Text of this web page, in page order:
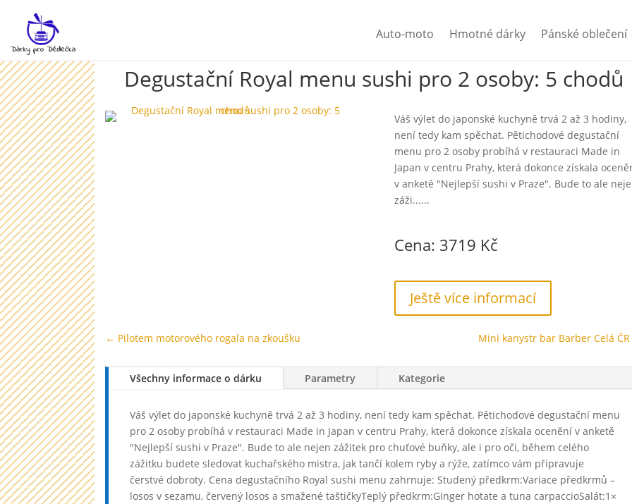
Auto-moto Hmotné dárky Pánské oblečení
Degustační Royal menu sushi pro 2 osoby: 5 chodů
Váš výlet do japonské kuchyně trvá 2 až 3 hodiny,
není tedy kam spěchat. Pětichodové degustační
menu pro 2 osoby probíhá v restauraci Made in
Japan v centru Prahy, která dokonce získala
v anketě "Nejlepší sushi v Praze". Bude to ale
záži......
Cena: 3719 Kč
Ještě více informací
← Pilotem motorového rogala na zkoušku Mini kanystr bar Barber Celá ČR
Všechny informace o dárku Parametry Kategorie
Váš výlet do japonské kuchyně trvá 2 až 3 hodiny, není tedy kam spěchat. Pětichodové degustační menu
pro 2 osoby probíhá v restauraci Made in Japan v centru Prahy, která dokonce získala ocenění v anketě
"Nejlepší sushi v Praze". Bude to ale nejen zážitek pro chuťové buňky, ale i pro oči, během celého
zážitku budete sledovat kuchařského mistra, jak tančí kolem ryby a rýže, zatímco vám připravuje
čerstvé dobroty. Cena degustačního Royal sushi menu zahrnuje: Studený předkrm:Variace předkrmů –
losos v sezamu, červený losos a smažené taštičkyTeplý předkrm:Ginger hotate a tuna carpaccioSalát:1×